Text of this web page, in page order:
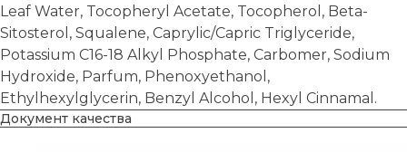
Leaf Water, Tocopheryl Acetate, Tocopherol, Beta-
Sitosterol, Squalene, Caprylic/Capric Triglyceride,
Potassium C16-18 Alkyl Phosphate, Carbomer, Sodium
Hydroxide, Parfum, Phenoxyethanol,
Ethylhexylglycerin, Benzyl Alcohol, Hexyl Cinnamal.
Документ качества